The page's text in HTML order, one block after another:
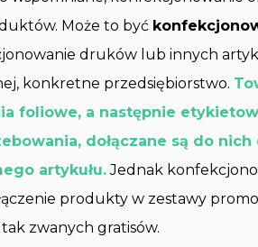
Może to być
druków lub innych
konkretne przedsiębiorstwo.
foliowe, a następnie
dołączane są do
artykułu.Jednak
produkty w zestawy
zwanych gratisów.